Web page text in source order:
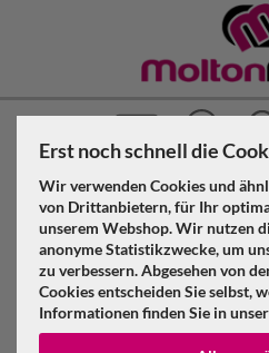
Erst noch schnell die
Wir verwenden Cookies und
von Drittanbietern, für Ihr
unserem Webshop. Wir nutzen
anonyme Statistikzwecke, um
zu verbessern. Abgesehen von
Cookies entscheiden Sie selbst,
Informationen finden Sie in
Molton Markt » Molton »
Meterware » Tischmolton
Tischmolton weiß
Meterware